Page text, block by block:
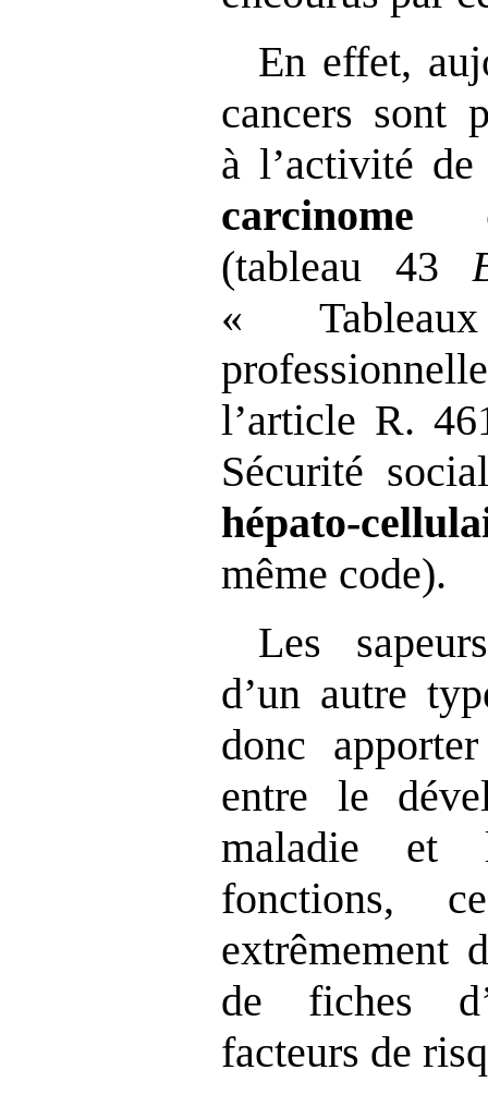
En effet,
cancers sont
à l’activité de
carcinome
(tableau 43
«
l’article R.
Sécurité
hépato‑
même code).
Les
d’un autre
donc
entre le
maladie et
fonctions,
extrêmement
de fiches
facteurs de